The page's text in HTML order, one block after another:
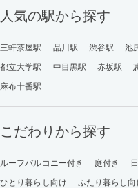
人気の駅から探す
三軒茶屋駅 品川駅 渋谷駅 池
都立大学駅
中目黒駅 赤坂駅
麻布十番駅
こだわりから探す
ルーフバルコニー付き 庭付き
ひとり暮らし向け
ふたり暮らし向